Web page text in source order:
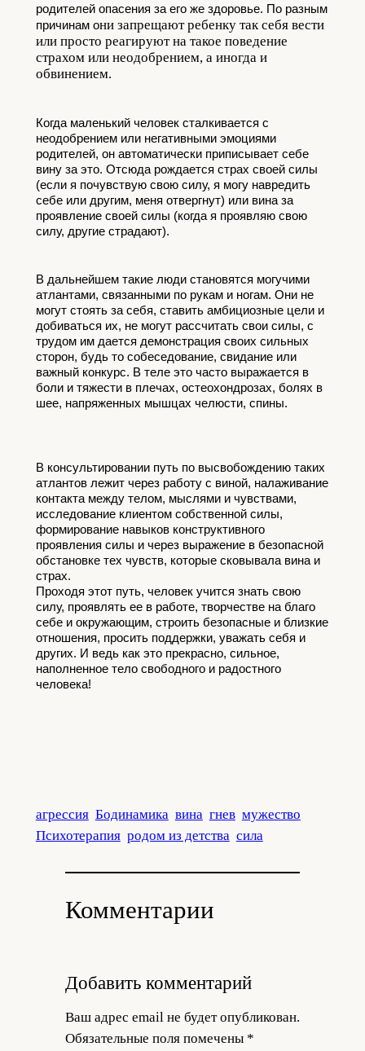
родителей опасения за его же здоровье. По разным
причинам они запрещают ребенку так себя вести
или просто реагируют на такое поведение
страхом или неодобрением, а иногда и
обвинением.
Когда маленький человек сталкивается с
неодобрением или негативными эмоциями
родителей, он автоматически приписывает себе
вину за это. Отсюда рождается страх своей силы
(если я почувствую свою силу, я могу навредить
себе или другим, меня отвергнут) или вина за
проявление своей силы (когда я проявляю свою
силу, другие страдают).
В дальнейшем такие люди становятся могучими
атлантами, связанными по рукам и ногам. Они не
могут стоять за себя, ставить амбициозные цели и
добиваться их, не могут рассчитать свои силы, с
трудом им дается демонстрация своих сильных
сторон, будь то собеседование, свидание или
важный конкурс. В теле это часто выражается в
боли и тяжести в плечах, остеохондрозах, болях в
шее, напряженных мышцах челюсти, спины.
В консультировании путь по высвобождению таких
атлантов лежит через работу с виной, налаживание
контакта между телом, мыслями и чувствами,
исследование клиентом собственной силы,
формирование навыков конструктивного
проявления силы и через выражение в безопасной
обстановке тех чувств, которые сковывала вина и
страх.
Проходя этот путь, человек учится знать свою
силу, проявлять ее в работе, творчестве на благо
себе и окружающим, строить безопасные и близкие
отношения, просить поддержки, уважать себя и
других. И ведь как это прекрасно, сильное,
наполненное тело свободного и радостного
человека!
агрессия Бодинамика вина гнев мужество
Психотерапия родом из детства сила
Комментарии
Добавить комментарий
Ваш адрес email не будет опубликован.
Обязательные поля помечены *